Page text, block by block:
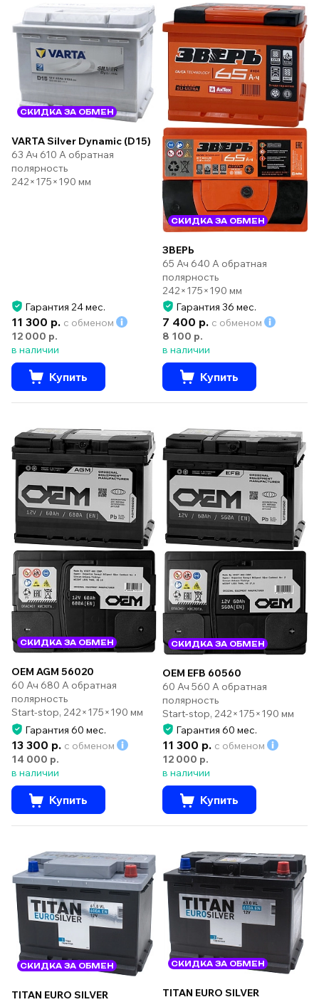
СКИДКА ЗА ОБМЕН
VARTA Silver Dynamic (D15)
63 Ач 610 А обратная
полярность
242×175×190 мм
Гарантия 24 мес.
11 300 р. с обменом
12 000 р.
в наличии
Купить
СКИДКА ЗА ОБМЕН
ЗВЕРЬ
65 Ач 640 А обратная
полярность
242×175×190 мм
Гарантия 36 мес.
7 400 р. с обменом
8 100 р.
в наличии
Купить
СКИДКА ЗА ОБМЕН
OEM AGM 56020
60 Ач 680 А обратная
полярность
Start-stop, 242×175×190 мм
Гарантия 60 мес.
13 300 р. с обменом
14 000 р.
в наличии
Купить
СКИДКА ЗА ОБМЕН
OEM EFB 60560
60 Ач 560 А обратная
полярность
Start-stop, 242×175×190 мм
Гарантия 60 мес.
11 300 р. с обменом
12 000 р.
в наличии
Купить
СКИДКА ЗА ОБМЕН
TITAN EURO SILVER
СКИДКА ЗА ОБМЕН
TITAN EURO SILVER